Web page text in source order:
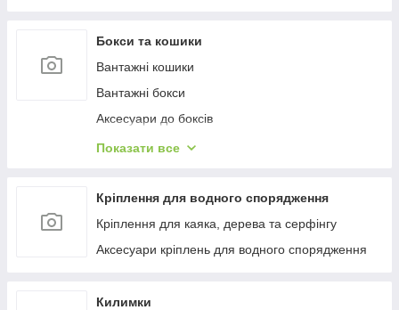
Бокси та кошики
Вантажні кошики
Вантажні бокси
Аксесуари до боксів
Палатки на дах
Бокси на фаркоп
Показати все
Кріплення для водного спорядження
Кріплення для каяка, дерева та серфінгу
Аксесуари кріплень для водного спорядження
Килимки